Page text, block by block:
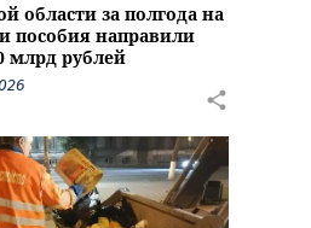
области за полгода на
пособия направили
млрд рублей